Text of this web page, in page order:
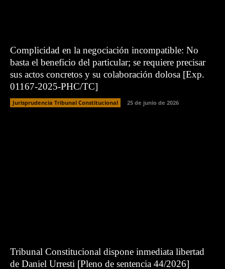
Complicidad en la negociación incompatible: No
basta el beneficio del particular; se requiere precisar
sus actos concretos y su colaboración dolosa [Exp.
01167-2025-PHC/TC]
Jurisprudencia Tribunal Constitucional 25 de junio de 2026
Tribunal Constitucional dispone inmediata libertad
de Daniel Urresti [Pleno de sentencia 44/2026]